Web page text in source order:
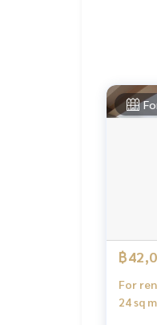
จอดรถ
Inbox
หรือ
Line
฿
For
24 sq